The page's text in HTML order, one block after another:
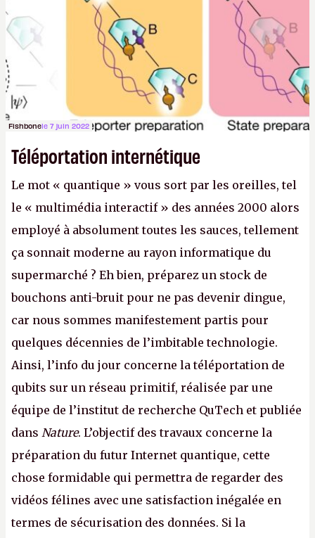
informatique après le World Wide Web et le mobile
(Crédit photo : Pexels / Pixabay)
Fishbonele 7 juin 2022
Téléportation internétique
Le mot « quantique » vous sort par les oreilles, tel
le « multimédia interactif » des années 2000 alors
employé à absolument toutes les sauces, tellement
ça sonnait moderne au rayon informatique du
supermarché ? Eh bien, préparez un stock de
bouchons anti-bruit pour ne pas devenir dingue,
car nous sommes manifestement partis pour
quelques décennies de l’imbitable technologie.
Ainsi, l’info du jour concerne la téléportation de
qubits sur un réseau primitif, réalisée par une
équipe de l’institut de recherche QuTech et publiée
dans Nature. L’objectif des travaux concerne la
préparation du futur Internet quantique, cette
chose formidable qui permettra de regarder des
vidéos félines avec une satisfaction inégalée en
termes de sécurisation des données. Si la